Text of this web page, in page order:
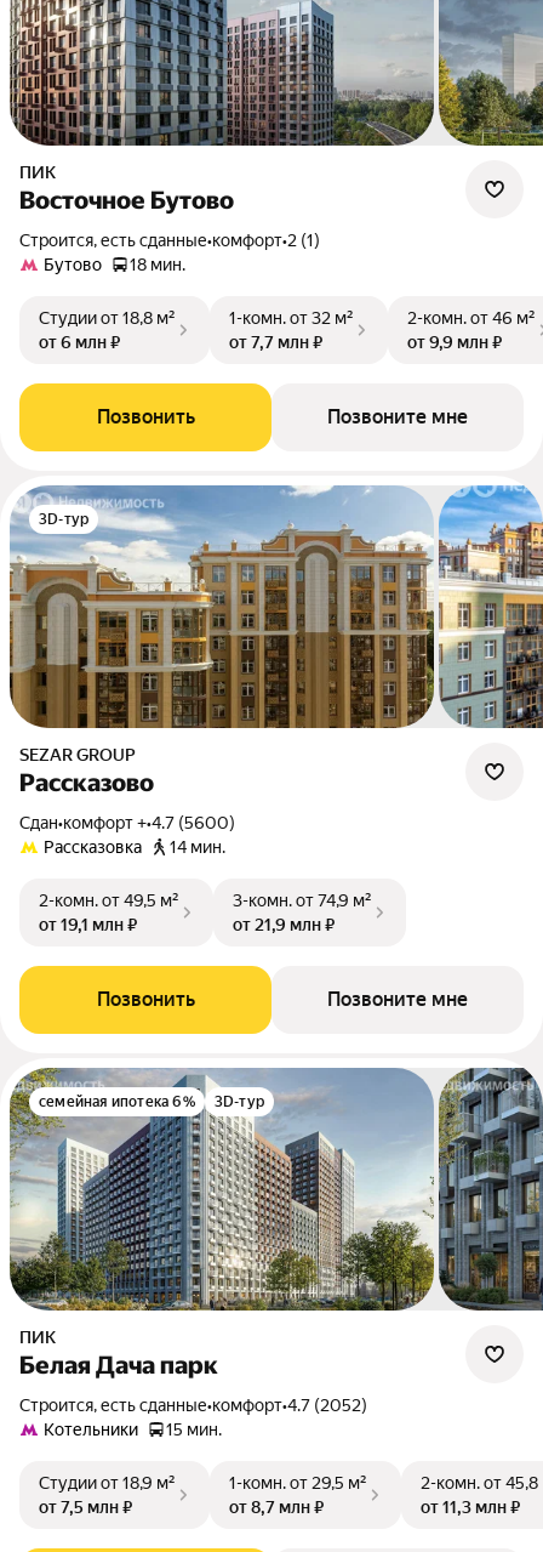
ПИК
Восточное Бутово
Строится, есть сданные•комфорт•2 (1)
Бутово
18 мин.
Студииот 18,8 м²
от 6 млн ₽
1-комн.от 32 м²
от 7,7 млн ₽
2-комн.от 46 м²
от 9,9 млн ₽
Позвонить Позвоните мне
3D-тур
SEZAR GROUP
Рассказово
Сдан•комфорт +•4.7 (5600)
Рассказовка
14 мин.
2-комн.от 49,5 м²
от 19,1 млн ₽
3-комн.от 74,9 м²
от 21,9 млн ₽
Позвонить Позвоните мне
семейная ипотека 6% 3D-тур
ПИК
Белая Дача парк
Строится, есть сданные•комфорт•4.7 (2052)
Котельники
15 мин.
Студииот 18,9 м²
от 7,5 млн ₽
1-комн.от 29,5 м²
от 8,7 млн ₽
2-комн.от 45,8
от 11,3 млн ₽